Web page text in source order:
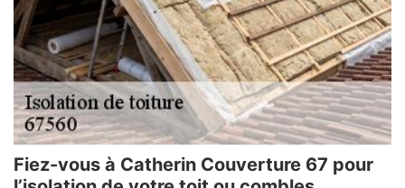
Fiez-vous à Catherin Couverture 67 pour